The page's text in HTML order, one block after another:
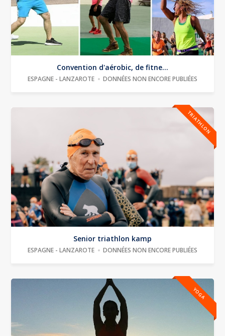
Convention d'aérobic, de fitne...
ESPAGNE - LANZAROTE DONNÉES NON ENCORE PUBLIÉES
TRIATHLON
Senior triathlon kamp
ESPAGNE - LANZAROTE DONNÉES NON ENCORE PUBLIÉES
YOGA